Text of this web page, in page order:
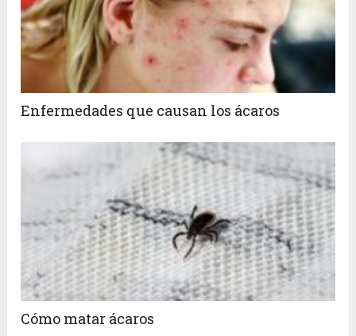
Enfermedades que causan los ácaros
Cómo matar ácaros